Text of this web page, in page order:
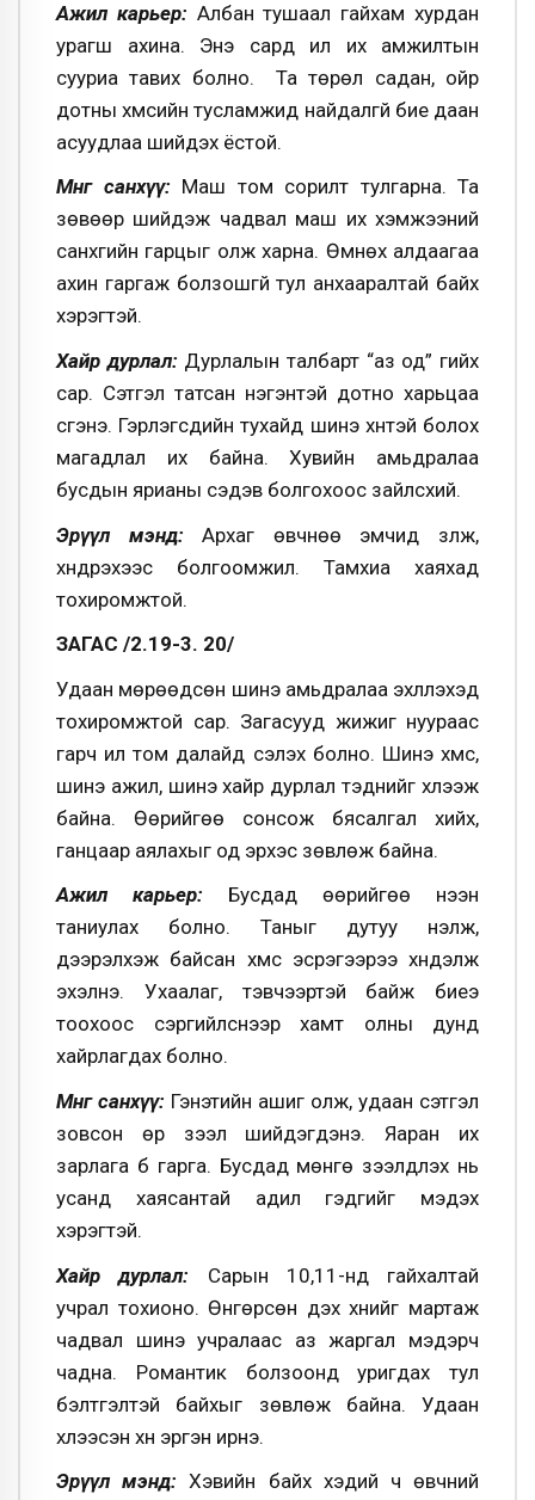
Ажил карьер: Албан тушаал гайхам хурдан
урагш ахина. Энэ сард илүү их амжилтын
сууриа тавих болно. Та төрөл садан, ойр
дотны хүмүүсийн тусламжид найдалгүй бие даан
асуудлаа шийдэх ёстой.
Мөнгө санхүү: Маш том сорилт тулгарна. Та
зөвөөр шийдэж чадвал маш их хэмжээний
санхүүгийн гарцыг олж харна. Өмнөх алдаагаа
ахин гаргаж болзошгүй тул анхааралтай байх
хэрэгтэй.
Хайр дурлал: Дурлалын талбарт “аз од” гийх
cap. Сэтгэл татсан нэгэнтэй дотно харьцаа
үүсгэнэ. Гэрлэгсдийн тухайд шинэ хүнтэй болох
магадлал их байна. Хувийн амьдралаа
бусдын ярианы сэдэв болгохоос зайлсхий.
Эрүүл мэнд:
Архаг өвчнөө эмчид үзүүлж,
хүндрэхээс болгоомжил. Тамхиа хаяхад
тохиромжтой.
ЗАГАС /2.19-3. 20/
Удаан мөрөөдсөн шинэ амьдралаа эхлүүлэхэд
тохиромжтой сар. Загасууд жижиг нуураас
гарч илүү том далайд сэлэх болно. Шинэ хүмүүс,
шинэ ажил, шинэ хайр дурлал тэднийг хүлээж
байна. Өөрийгөө сонсож бясалгал хийх,
ганцаар аялахыг од эрхэс зөвлөж байна.
Ажил карьер:
Бусдад өөрийгөө нээн
таниулах болно. Таныг дутуу үнэлж,
дээрэлхэж байсан хүмүүс эсрэгээрээ хүндэлж
эхэлнэ. Ухаалаг, тэвчээртэй байж биеэ
тоохоос сэргийлснээр хамт олны дунд
хайрлагдах болно.
Мөнгө санхүү: Гэнэтийн ашиг олж, удаан сэтгэл
зовсон өр зээл шийдэгдэнэ. Яаран их
зарлага бүү гарга. Бусдад мөнгө зээлдүүлэх нь
усанд хаясантай адил гэдгийг мэдэх
хэрэгтэй.
Хайр дурлал:
Сарын 10,11-нд гайхалтай
учрал тохионо. Өнгөрсөн дэх хүнийг мартаж
чадвал шинэ учралаас аз жаргал мэдэрч
чадна. Романтик болзоонд уригдах тул
бэлтгэлтэй байхыг зөвлөж байна. Удаан
хүлээсэн хүн эргэн ирнэ.
Эрүүл мэнд:Хэвийн байх хэдий ч өвчний